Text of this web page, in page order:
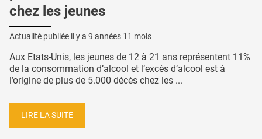
chez les jeunes
Actualité publiée il y a 9 années 11 mois
Aux Etats-Unis, les jeunes de 12 à 21 ans représentent 11%
de la consommation d’alcool et l’excès d’alcool est à
l’origine de plus de 5.000 décès chez les ...
LIRE LA SUITE